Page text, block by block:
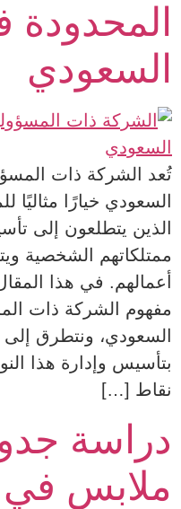
المحدودة
السعودي
تُعد الشركة ذات
السعودي خيارًا مثاليًا
الذين يتطلعون إلى
ممتلكاتهم الشخصية
أعمالهم. في هذا
مفهوم الشركة ذات
السعودي، ونتطرق إلى
بتأسيس وإدارة هذا
نقاط […]
دراسة
ملابس في